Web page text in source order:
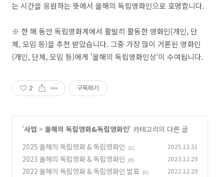
는 시간을 응원하는 뜻에서 올해의 독립영화인으로 호명합니다.
※ 한 해 동안 독립영화계에서 활발히 활동한 영화인(개인, 단
체, 모임 등)을 추천 받았습니다. 그중 가장 많이 거론된 영화인
(개인, 단체, 모임 등)에게 ’올해의 독립영화인상’이 수여됩니다.
2 구독하기
'사업 > 올해의 독립영화&독립영화인' 카테고리의 다른 글
2025 올해의 독립영화 & 독립영화인
(1) 2025.12.31
2023 올해의 독립영화 & 독립영화인 (0) 2023.12.29
2022 올해의 독립영화 & 독립영화인 발표 (0) 2022.12.29